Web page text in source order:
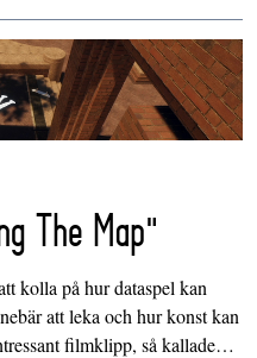
The Map"
kolla på hur dataspel kan
att leka och hur konst kan
filmklipp, så kallade…